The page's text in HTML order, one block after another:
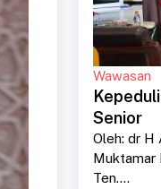
Wawasan
Senior
Oleh: dr H
Muktamar
Ten....